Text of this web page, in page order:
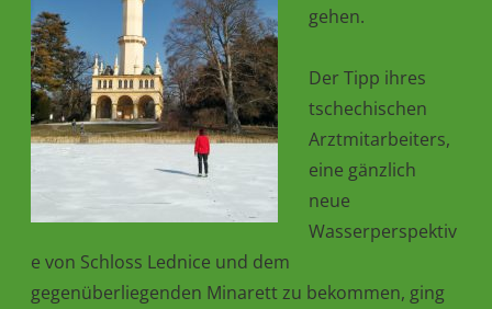
gehen.
Der Tipp ihres
tschechischen
Arztmitarbeiters,
eine gänzlich
neue
Wasserperspektiv
e von Schloss Lednice und dem
gegenüberliegenden Minarett zu bekommen, ging